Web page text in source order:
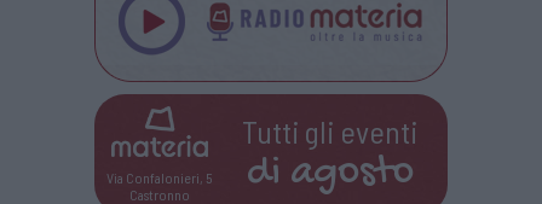
Via Confalonieri, 5
Castronno
Tutti gli eventi
di agosto